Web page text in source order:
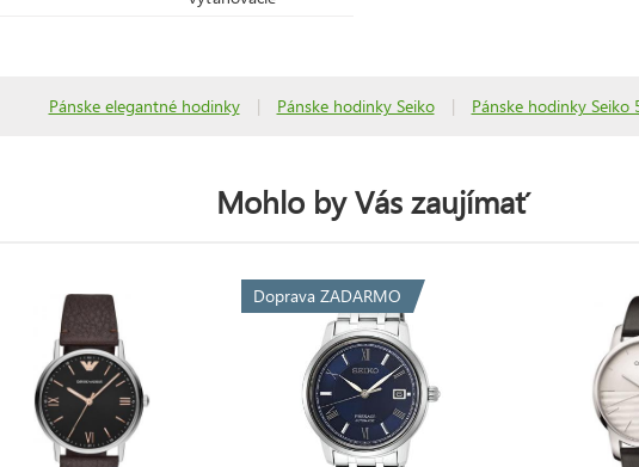
Pánske elegantné hodinky | Pánske hodinky Seiko | Pánske hodinky Seiko
Mohlo by Vás zaujímať
Doprava ZADARMO